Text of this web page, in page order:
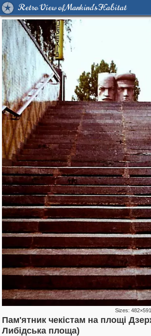
Retro View of Mankind's Habitat
Sizes:482×591
Пам'ятник чекістам на площі
Либідська площа)
135,294 2,353
61,087 1,6044,120